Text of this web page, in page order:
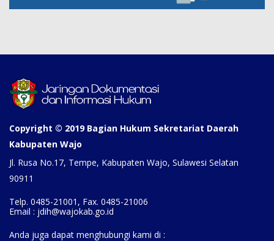
Copyright © 2019 Bagian Hukum Sekretariat Daerah
Kabupaten Wajo
Jl. Rusa No.17, Tempe, Kabupaten Wajo, Sulawesi Selatan
90911
Telp. 0485-21001, Fax. 0485-21006
Email : jdih@wajokab.go.id
Anda juga dapat menghubungi kami di :